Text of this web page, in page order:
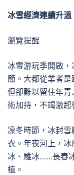
冰雪經濟連續升溫
瀏覽提醒
冰雪游玩季開啟
節。大都從業者是
但卻難以留住年
術加持，不竭激起
凜冬時節，冰封
衣。年夜河上，
冰、雕冰……長春
植。